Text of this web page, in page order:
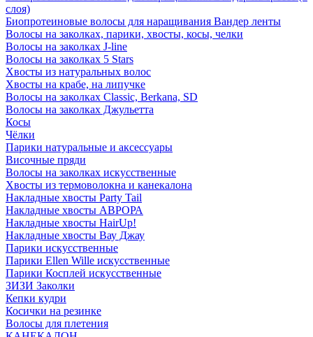
слоя)
Биопротеиновые волосы для наращивания Вандер ленты
Волосы на заколках, парики, хвосты, косы, челки
Волосы на заколках J-line
Волосы на заколках 5 Stars
Хвосты из натуральных волос
Хвосты на крабе, на липучке
Волосы на заколках Classic, Berkana, SD
Волосы на заколках Джульетта
Косы
Чёлки
Парики натуральные и аксессуары
Височные пряди
Волосы на заколках искусственные
Хвосты из термоволокна и канекалона
Накладные хвосты Party Tail
Накладные хвосты АВРОРА
Накладные хвосты HairUp!
Накладные хвосты Вау Джау
Парики искусственные
Парики Ellen Wille искусственные
Парики Косплей искусственные
ЗИЗИ Заколки
Кепки кудри
Косички на резинке
Волосы для плетения